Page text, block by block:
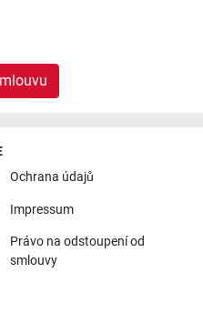
Ochrana údajů
Impressum
Právo na odstoupení od
smlouvy